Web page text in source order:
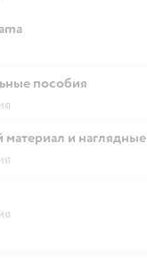
пособия
и